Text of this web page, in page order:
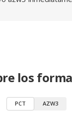
los
PCT AZW3